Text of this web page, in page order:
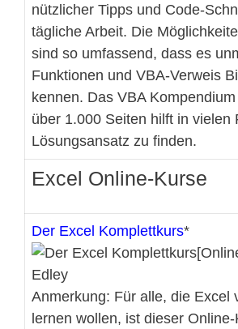
nützlicher Tipps und Code-
tägliche Arbeit. Die
sind so umfassend, dass es
Funktionen und VBA-Verweis
kennen. Das VBA
über 1.000 Seiten hilft in vielen
Lösungsansatz zu finden.
Excel Online-Kurse
Der Excel Komplettkurs*
Edley
Anmerkung: Für alle, die Excel
lernen wollen, ist dieser